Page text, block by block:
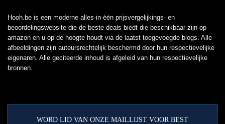
Hooh.be is een moderne alles-in-één prijsvergelijkings- en
beoordelingswebsite die de beste deals biedt die beschikbaar zijn op
amazon en u op de hoogte houdt via de laatst toegevoegde blogs. Alle
afbeeldingen zijn auteursrechtelijk beschermd door hun respectievelijke
eigenaren. Alle geciteerde inhoud is afgeleid van hun respectievelijke
bronnen.
WORD LID VAN ONZE MAILLIJST VOOR BEST